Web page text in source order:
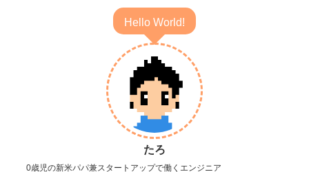
Hello World!
たろ
0歳児の新米パパ兼スタートアップで働くエンジニア